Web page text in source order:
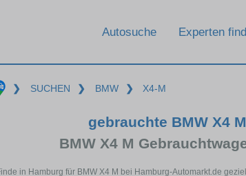
Autosuche Experten
❯ SUCHEN ❯ BMW ❯ X4-M
gebrauchte BMW X4
BMW X4 M
in Hamburg für BMW X4 M bei Hamburg-Automarkt.de